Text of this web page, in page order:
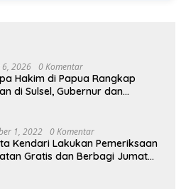
6, 2026 0 Komentar
Hakim di Papua Rangkap
di Sulsel, Gubernur dan
1, 2022 0 Komentar
Kendari Lakukan Pemeriksaan
Gratis dan Berbagi Jumat